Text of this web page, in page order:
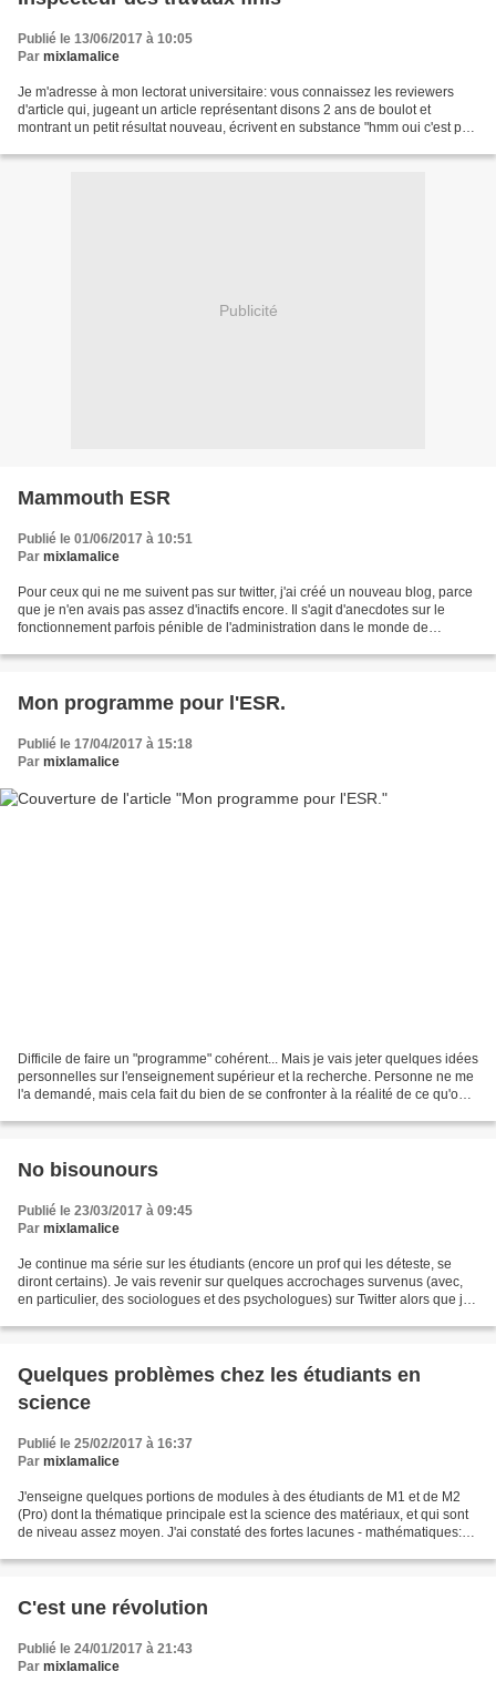
Publié le 13/06/2017 à 10:05
Par mixlamalice
Je m'adresse à mon lectorat universitaire: vous connaissez les reviewers
d'article qui, jugeant un article représentant disons 2 ans de boulot et
montrant un petit résultat nouveau, écrivent en substance "hmm oui c'est pas
Publicité
Mammouth ESR
Publié le 01/06/2017 à 10:51
Par mixlamalice
Pour ceux qui ne me suivent pas sur twitter, j'ai créé un nouveau blog, parce
que je n'en avais pas assez d'inactifs encore. Il s'agit d'anecdotes sur le
fonctionnement parfois pénible de l'administration dans le monde de
Mon programme pour l'ESR.
Publié le 17/04/2017 à 15:18
Par mixlamalice
Difficile de faire un "programme" cohérent... Mais je vais jeter quelques idées
personnelles sur l'enseignement supérieur et la recherche. Personne ne me
l'a demandé, mais cela fait du bien de se confronter à la réalité de ce qu'on
No bisounours
Publié le 23/03/2017 à 09:45
Par mixlamalice
Je continue ma série sur les étudiants (encore un prof qui les déteste, se
diront certains). Je vais revenir sur quelques accrochages survenus (avec,
en particulier, des sociologues et des psychologues) sur Twitter alors que je
Quelques problèmes chez les étudiants en
science
Publié le 25/02/2017 à 16:37
Par mixlamalice
J'enseigne quelques portions de modules à des étudiants de M1 et de M2
(Pro) dont la thématique principale est la science des matériaux, et qui sont
de niveau assez moyen. J'ai constaté des fortes lacunes - mathématiques:
C'est une révolution
Publié le 24/01/2017 à 21:43
Par mixlamalice